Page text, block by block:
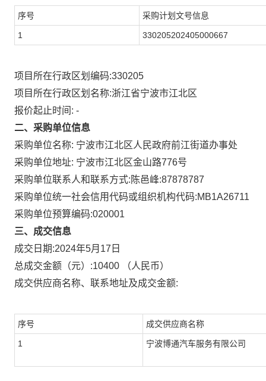
序号 采购计划文号信息
1 330205202405000667
项目所在行政区划编码:330205
项目所在行政区划名称:浙江省宁波市江北区
报价起止时间: -
二、采购单位信息
采购单位名称: 宁波市江北区人民政府前江街道办事处
采购单位地址: 宁波市江北区金山路776号
采购单位联系人和联系方式: 陈邑峰:87878787
采购单位统一社会信用代码或组织机构代码:MB1A26711
采购单位预算编码:020001
三、成交信息
成交日期:2024年5月17日
总成交金额（元）:10400 （人民币）
成交供应商名称、联系地址及成交金额:
序号 成交供应商名称
1 宁波博通汽车服务有限公司